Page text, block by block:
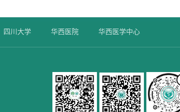
四川大学 华西医院 华西医学中心